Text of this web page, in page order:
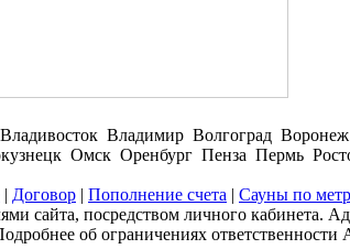
Владимир Волгоград
Омск Оренбург Пенза Пермь
| Договор | Пополнение счета | Сауны по
сайта, посредством личного кабинета.
об ограничениях